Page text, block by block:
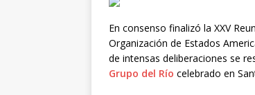
En consenso finalizó la XXV
Organización de Estados
de intensas deliberaciones se
Grupo del Río celebrado en